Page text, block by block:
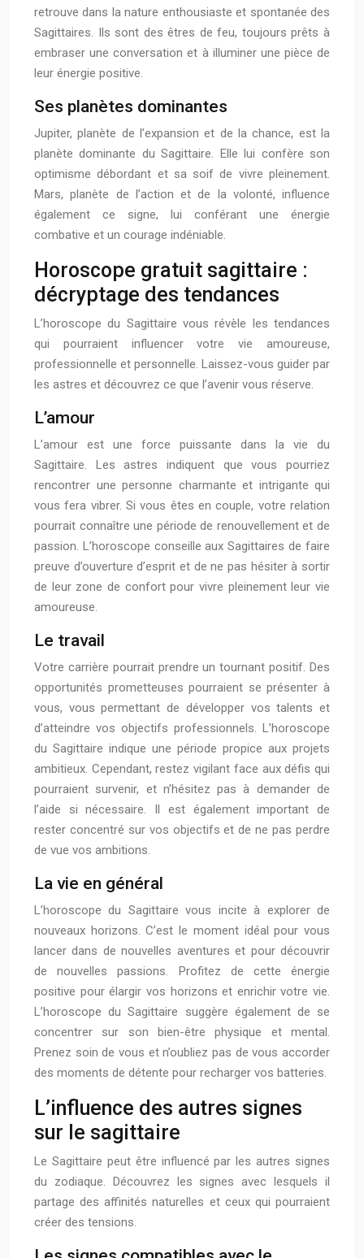
retrouve dans la nature enthousiaste et spontanée des
Sagittaires. Ils sont des êtres de feu, toujours prêts à
embraser une conversation et à illuminer une pièce de
leur énergie positive.
Ses planètes dominantes
Jupiter, planète de l’expansion et de la chance, est la
planète dominante du Sagittaire. Elle lui confère son
optimisme débordant et sa soif de vivre pleinement.
Mars, planète de l’action et de la volonté, influence
également ce signe, lui conférant une énergie
combative et un courage indéniable.
Horoscope gratuit sagittaire :
décryptage des tendances
L’horoscope du Sagittaire vous révèle les tendances
qui pourraient influencer votre vie amoureuse,
professionnelle et personnelle. Laissez-vous guider par
les astres et découvrez ce que l’avenir vous réserve.
L’amour
L’amour est une force puissante dans la vie du
Sagittaire. Les astres indiquent que vous pourriez
rencontrer une personne charmante et intrigante qui
vous fera vibrer. Si vous êtes en couple, votre relation
pourrait connaître une période de renouvellement et de
passion. L’horoscope conseille aux Sagittaires de faire
preuve d’ouverture d’esprit et de ne pas hésiter à sortir
de leur zone de confort pour vivre pleinement leur vie
amoureuse.
Le travail
Votre carrière pourrait prendre un tournant positif. Des
opportunités prometteuses pourraient se présenter à
vous, vous permettant de développer vos talents et
d’atteindre vos objectifs professionnels. L’horoscope
du Sagittaire indique une période propice aux projets
ambitieux. Cependant, restez vigilant face aux défis qui
pourraient survenir, et n’hésitez pas à demander de
l’aide si nécessaire. Il est également important de
rester concentré sur vos objectifs et de ne pas perdre
de vue vos ambitions.
La vie en général
L’horoscope du Sagittaire vous incite à explorer de
nouveaux horizons. C’est le moment idéal pour vous
lancer dans de nouvelles aventures et pour découvrir
de nouvelles passions. Profitez de cette énergie
positive pour élargir vos horizons et enrichir votre vie.
L’horoscope du Sagittaire suggère également de se
concentrer sur son bien-être physique et mental.
Prenez soin de vous et n’oubliez pas de vous accorder
des moments de détente pour recharger vos batteries.
L’influence des autres signes
sur le sagittaire
Le Sagittaire peut être influencé par les autres signes
du zodiaque. Découvrez les signes avec lesquels il
partage des affinités naturelles et ceux qui pourraient
créer des tensions.